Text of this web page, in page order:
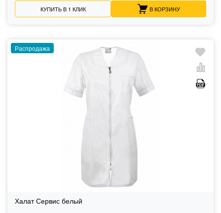
КУПИТЬ В 1 КЛИК В КОРЗИНУ
Распродажа
Халат Сервис белый